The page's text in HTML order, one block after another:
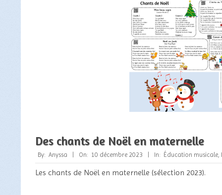
Des chants de Noël en maternelle
2023-
12-
10
By: Anyssa On: 10 décembre 2023 In: Éducation musicale,
Les chants de Noël en maternelle (sélection 2023).